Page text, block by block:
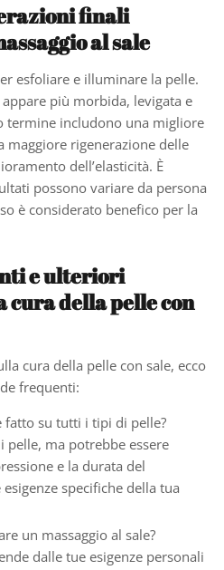
finali
al sale
esfoliare e illuminare la pelle.
più morbida, levigata e
termine includono una migliore
maggiore rigenerazione delle
dell’elasticità. È
possono variare da persona
è considerato benefico per la
e ulteriori
della pelle con
cura della pelle con sale, ecco
frequenti:
fatto su tutti i tipi di pelle?
ma potrebbe essere
e la durata del
specifiche della tua
un massaggio al sale?
dalle tue esigenze personali